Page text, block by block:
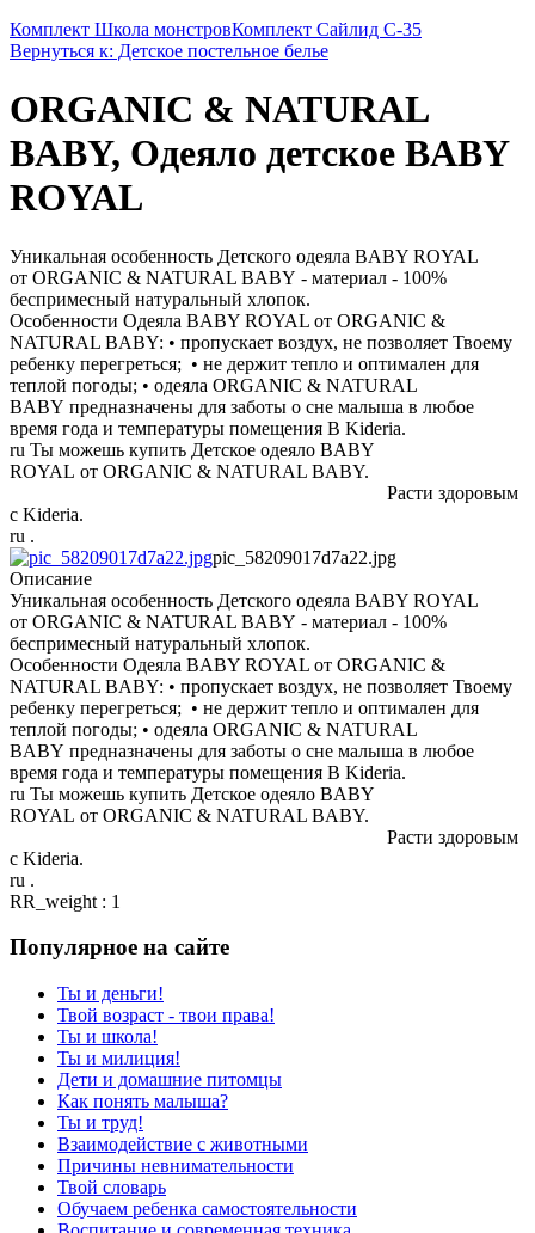
Комплект Школа монстровКомплект Сайлид С-35
Вернуться к: Детское постельное белье
ORGANIC & NATURAL
BABY, Одеяло детское BABY
ROYAL
Уникальная особенность Детского одеяла BABY ROYAL
от ORGANIC & NATURAL BABY - материал - 100%
беспримесный натуральный хлопок.
Особенности Одеяла BABY ROYAL от ORGANIC &
NATURAL BABY: • пропускает воздух, не позволяет Твоему
ребенку перегреться; • не держит тепло и оптимален для
теплой погоды; • одеяла ORGANIC & NATURAL
BABY предназначены для заботы о сне малыша в любое
время года и температуры помещения В Kideria.
ru Ты можешь купить Детское одеяло BABY
ROYAL от ORGANIC & NATURAL BABY.
Расти здоровым
с Kideria.
ru .
pic_58209017d7a22.jpg
Описание
Уникальная особенность Детского одеяла BABY ROYAL
от ORGANIC & NATURAL BABY - материал - 100%
беспримесный натуральный хлопок.
Особенности Одеяла BABY ROYAL от ORGANIC &
NATURAL BABY: • пропускает воздух, не позволяет Твоему
ребенку перегреться; • не держит тепло и оптимален для
теплой погоды; • одеяла ORGANIC & NATURAL
BABY предназначены для заботы о сне малыша в любое
время года и температуры помещения В Kideria.
ru Ты можешь купить Детское одеяло BABY
ROYAL от ORGANIC & NATURAL BABY.
Расти здоровым
с Kideria.
ru .
RR_weight : 1
Популярное на сайте
Ты и деньги!
Твой возраст - твои права!
Ты и школа!
Ты и милиция!
Дети и домашние питомцы
Как понять малыша?
Ты и труд!
Взаимодействие с животными
Причины невнимательности
Твой словарь
Обучаем ребенка самостоятельности